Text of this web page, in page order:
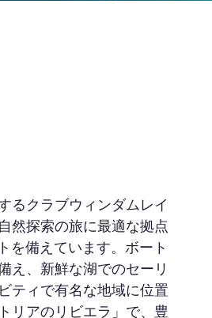
るクラブウィンダムレイ
然探索の旅に最適な拠点
を備えています。ボート
え、新鮮な湖でのセーリ
ティで有名な地域に位置
リアのリビエラ」で、豊